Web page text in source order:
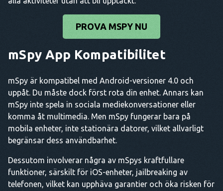
PROVA MSPY NU
mSpy App Kompatibilitet
mSpy är kompatibel med Android-versioner 4.0 och
uppåt. Du måste dock först rota din enhet. Annars kan
mSpy inte spela in sociala mediekonversationer eller
komma åt multimedia. Men mSpy fungerar bara på
mobila enheter, inte stationära datorer, vilket allvarligt
begränsar dess användbarhet.
Dessutom involverar några av mSpys kraftfullare
funktioner, särskilt för iOS-enheter, jailbreaking av
telefonen, vilket kan upphäva garantier och öka risken för